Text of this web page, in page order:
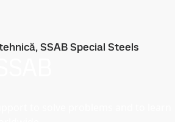
SSAB Special Steels